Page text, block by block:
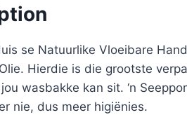
se Natuurlike Vloeibare
Hierdie is die grootste
wasbakke kan sit. ‘n
nie, dus meer higiënies.